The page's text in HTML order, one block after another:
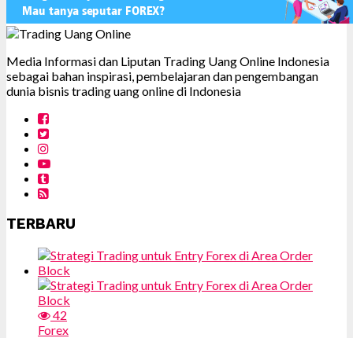
Media Informasi dan Liputan Trading Uang Online Indonesia
sebagai bahan inspirasi, pembelajaran dan pengembangan
dunia bisnis trading uang online di Indonesia
TERBARU
42
Forex